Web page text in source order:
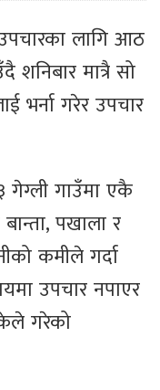
लागि आठ
शनिबार मात्रै सो
भर्ना गरेर उपचार
गेग्ली गाउँमा एकै
पखाला र
कमीले गर्दा
उपचार नपाएर
गरेको